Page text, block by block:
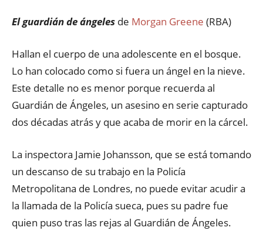
El guardián de ángeles de Morgan Greene (RBA)
Hallan el cuerpo de una adolescente en el bosque.
Lo han colocado como si fuera un ángel en la nieve.
Este detalle no es menor porque recuerda al
Guardián de Ángeles, un asesino en serie capturado
dos décadas atrás y que acaba de morir en la cárcel.
La inspectora Jamie Johansson, que se está tomando
un descanso de su trabajo en la Policía
Metropolitana de Londres, no puede evitar acudir a
la llamada de la Policía sueca, pues su padre fue
quien puso tras las rejas al Guardián de Ángeles.